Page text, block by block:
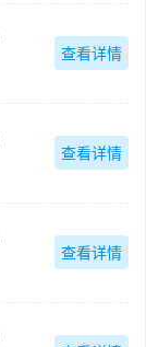
查看详情
查看详情
查看详情